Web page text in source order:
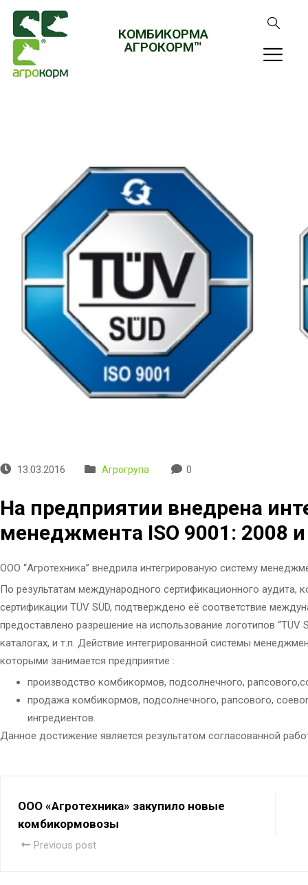
КОМБИКОРМА
АГРОКОРМ™
13.03.2016 Агрогрупа 0
На предприятии внедрена
менеджмента ІSО 9001: 2008 и
ООО “Агротехника” внедрила интегрированую систему
По результатам международного сертификационного аудита,
сертификации TÜV SÜD, подтверждено её соответствие
предоставлено разрешение на использование логотипов “TÜV
каталогах, и т.п. Действие интегрированной системы
которыми занимается предприятие :
производство комбикормов, подсолнечного,
продажа комбикормов, подсолнечного, рапсового,
ингредиентов.
​Данное достижение является результатом согласованной
ООО «Агротехника» закупило новые
комбикормовозы
Previous post